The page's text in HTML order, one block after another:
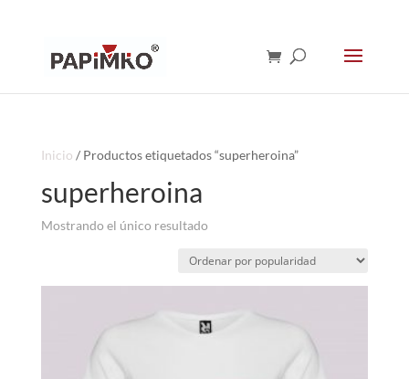
Inicio / Productos etiquetados “superheroina”
superheroina
Mostrando el único resultado